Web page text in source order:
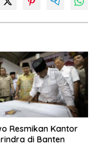
Resmikan Kantor
di Banten